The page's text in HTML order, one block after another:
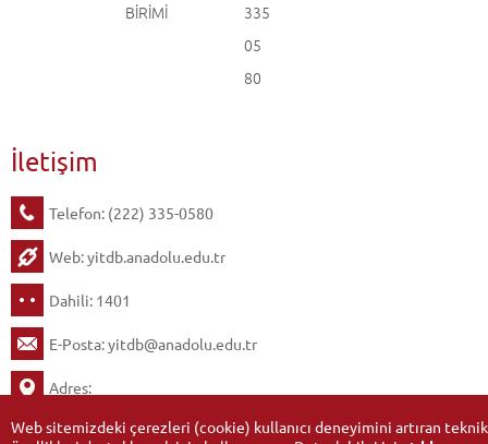
BİRİMİ
335
05
80
İletişim
Telefon: (222) 335-0580
Web:yitdb.anadolu.edu.tr
Dahili: 1401
E-Posta:yitdb@anadolu.edu.tr
Adres:
Web sitemizdeki çerezleri (cookie) kullanıcı deneyimini artıran teknik